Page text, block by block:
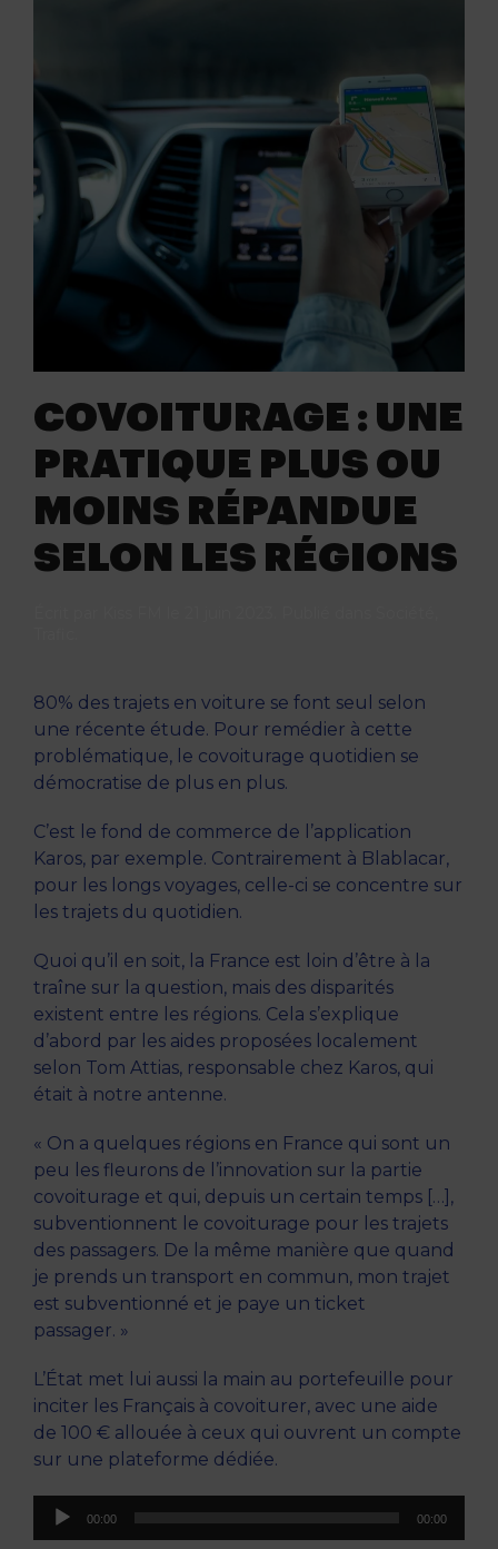
COVOITURAGE : UNE
PRATIQUE PLUS OU
MOINS RÉPANDUE
SELON LES RÉGIONS
80% des trajets en voiture se font seul selon
une récente étude. Pour remédier à cette
problématique, le covoiturage quotidien se
démocratise de plus en plus.
C’est le fond de commerce de l’application
Karos, par exemple. Contrairement à Blablacar,
pour les longs voyages, celle-ci se concentre sur
les trajets du quotidien.
Quoi qu’il en soit, la France est loin d’être à la
traîne sur la question, mais des disparités
existent entre les régions. Cela s’explique
d’abord par les aides proposées localement
selon Tom Attias, responsable chez Karos, qui
était à notre antenne.
« On a quelques régions en France qui sont un
peu les fleurons de l’innovation sur la partie
covoiturage et qui, depuis un certain temps […],
subventionnent le covoiturage pour les trajets
des passagers. De la même manière que quand
je prends un transport en commun, mon trajet
est subventionné et je paye un ticket
passager. »
L’État met lui aussi la main au portefeuille pour
inciter les Français à covoiturer, avec une aide
de 100 € allouée à ceux qui ouvrent un compte
sur une plateforme dédiée.
Lecteur
00:00 00:00